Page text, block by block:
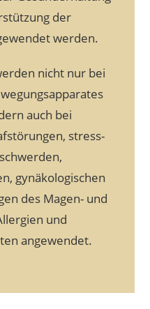
der
werden.
nicht nur bei
auch bei
stress-
gynäkologischen
des Magen- und
und
angewendet.